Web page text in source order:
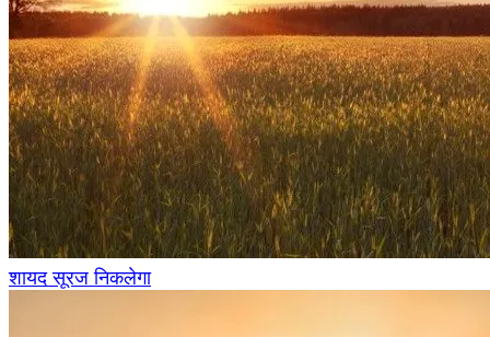
शायद सूरज निकलेगा